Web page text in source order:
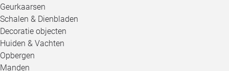
Geurkaarsen
Schalen & Dienbladen
Decoratie objecten
Huiden & Vachten
Opbergen
Manden